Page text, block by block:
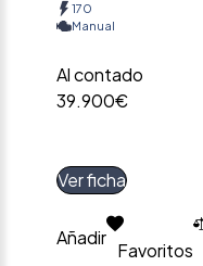
170
Manual
Al contado
39.900€
Ver ficha
Añadir
Favoritos